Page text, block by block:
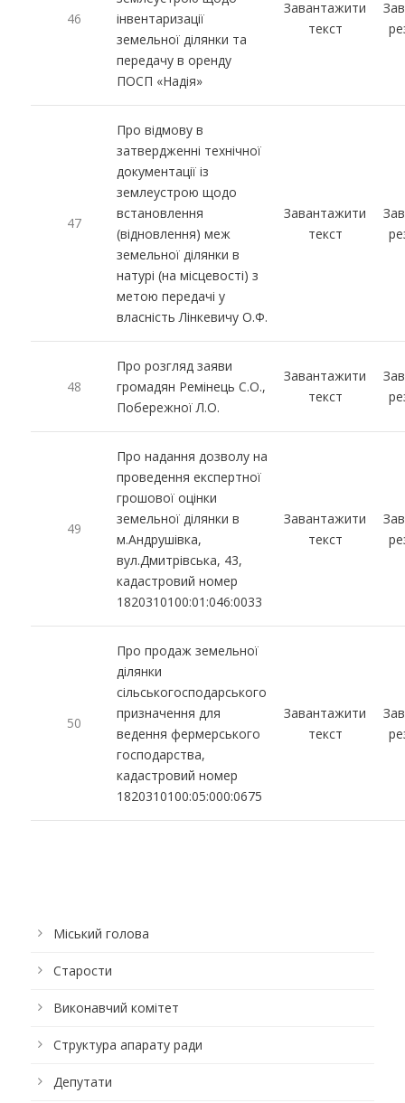
46
інвентаризації
земельної ділянки та
передачу в оренду
ПОСП «Надія»
Завантажити
текст
47
Про відмову в
затвердженні технічної
документації із
землеустрою щодо
встановлення
(відновлення) меж
земельної ділянки в
натурі (на місцевості) з
метою передачі у
власність Лінкевичу О.Ф.
Завантажити
текст
48
Про розгляд заяви
громадян Ремінець С.О.,
Побережної Л.О.
Завантажити
текст
49
Про надання дозволу на
проведення експертної
грошової оцінки
земельної ділянки в
м.Андрушівка,
вул.Дмитрівська, 43,
кадастровий номер
1820310100:01:046:0033
Завантажити
текст
50
Про продаж земельної
ділянки
сільськогосподарського
призначення для
ведення фермерського
господарства,
кадастровий номер
1820310100:05:000:0675
Завантажити
текст
Міський голова
Старости
Виконавчий комітет
Структура апарату ради
Депутати